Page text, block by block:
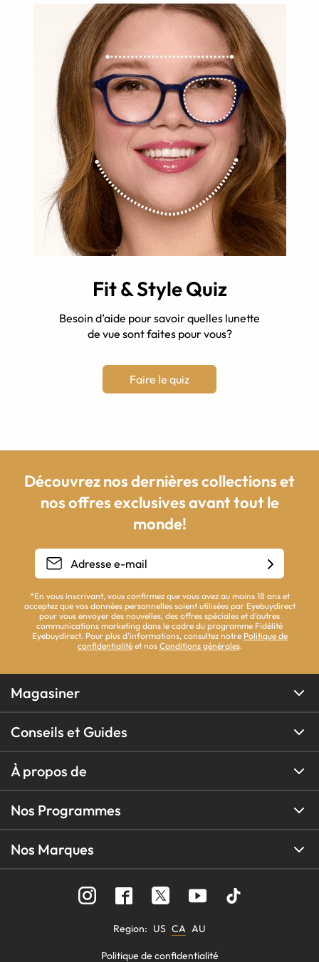
Fit & Style Quiz
Besoin d’aide pour savoir quelles lunette
de vue sont faites pour vous?
Faire le quiz
Découvrez nos dernières collections et
nos offres exclusives avant tout le
monde!
*En vous inscrivant, vous confirmez que vous avez au moins 18 ans et
acceptez que vos données personnelles soient utilisées par Eyebuydirect
pour vous envoyer des nouvelles, des offres spéciales et d'autres
communications marketing dans le cadre du programme Fidélité
Eyebuydirect. Pour plus d'informations, consultez notre Politique de
confidentialitéet nos Conditions générales.
Magasiner
Conseils et Guides
À propos de
Nos Programmes
Nos Marques
Region: US CA AU
Politique de confidentialité